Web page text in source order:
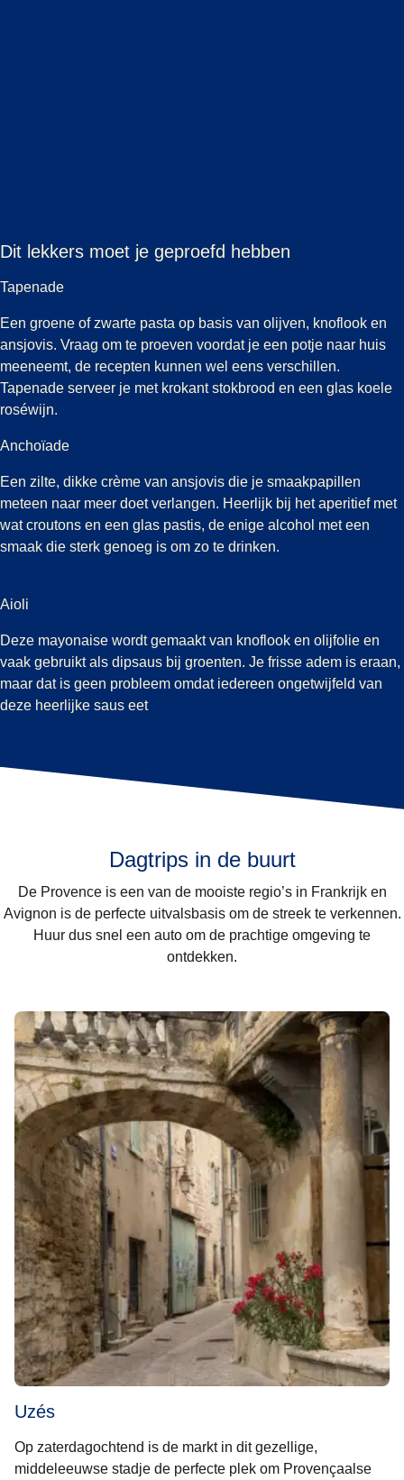
Dit lekkers moet je geproefd hebben
Tapenade
Een groene of zwarte pasta op basis van olijven, knoflook en
ansjovis. Vraag om te proeven voordat je een potje naar huis
meeneemt, de recepten kunnen wel eens verschillen.
Tapenade serveer je met krokant stokbrood en een glas koele
roséwijn.
Anchoïade
Een zilte, dikke crème van ansjovis die je smaakpapillen
meteen naar meer doet verlangen. Heerlijk bij het aperitief met
wat croutons en een glas pastis, de enige alcohol met een
smaak die sterk genoeg is om zo te drinken.
Aioli
Deze mayonaise wordt gemaakt van knoflook en olijfolie en
vaak gebruikt als dipsaus bij groenten. Je frisse adem is eraan,
maar dat is geen probleem omdat iedereen ongetwijfeld van
deze heerlijke saus eet
Dagtrips in de buurt
De Provence is een van de mooiste regio’s in Frankrijk en
Avignon is de perfecte uitvalsbasis om de streek te verkennen.
Huur dus snel een auto om de prachtige omgeving te
ontdekken.
Uzés
Op zaterdagochtend is de markt in dit gezellige,
middeleeuwse stadje de perfecte plek om Provençaalse